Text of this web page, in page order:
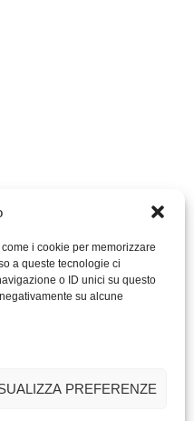
i cookie per memorizzare
a queste tecnologie ci
o ID unici su questo
su alcune
PREFERENZE